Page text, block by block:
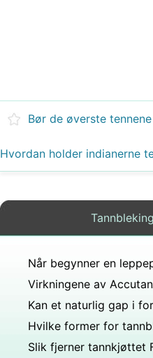
Tannbleking
Slik fjerner tannkjøttet